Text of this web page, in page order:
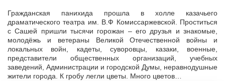
Гражданская панихида прошла в холле казачьего
драматического театра им. В.Ф Комиссаржевской. Проститься
с Сашей пришли тысячи горожан – его друзья и знакомые,
молодёжь и ветераны Великой Отечественной войны и
локальных войн, кадеты, суворовцы, казаки, военные,
представители общественных организаций, учебных
заведений, Администрации и городской Думы, неравнодушные
жители города. К гробу легли цветы. Много цветов…